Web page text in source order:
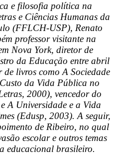
e filosofia política na
e Ciências Humanas da
(FFLCH-USP), Renato
professor visitante na
Nova York, diretor de
da Educação entre abril
livros como A Sociedade
da Vida Pública no
2000), vencedor do
A Universidade e a Vida
(Edusp, 2003). A seguir,
de Ribeiro, no qual
escolar e outros temas
educacional brasileiro.